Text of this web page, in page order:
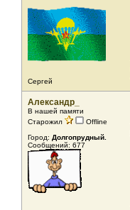
Сергей
Александр_
В нашей памяти
Старожил
Offline
Город: Долгопрудный.
Сообщений: 677